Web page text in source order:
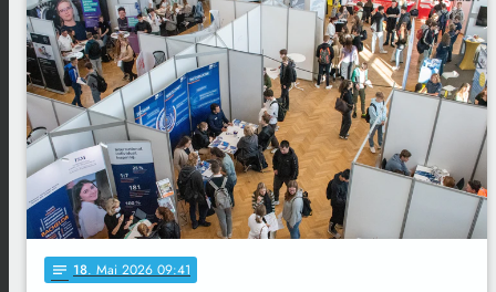
notes 18. Mai 2026 09:41